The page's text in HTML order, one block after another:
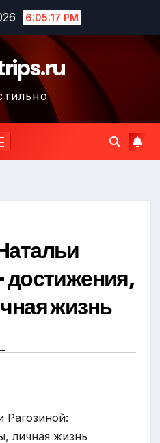
6:05:19 PM
достижения,
жизнь